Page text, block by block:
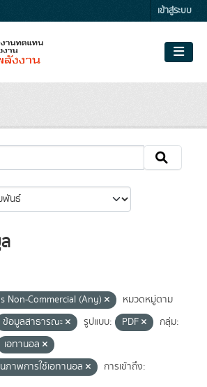
เข้าสู่ระบบ
Non-Commercial (Any)
หมวดหมู่ตาม
ข้อมูลสาธารณะ รูปแบบ: PDF
กลุ่ม:
เอทานอล
ภาพการใช้เอทานอล
การเข้าถึง: